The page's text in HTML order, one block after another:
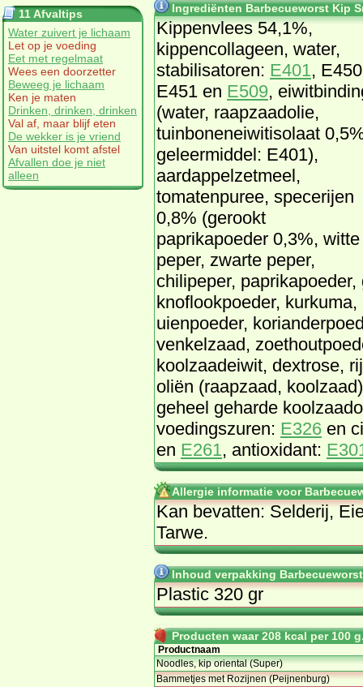
11 Afvaltips
Water zuivert je lichaam
Let op je voeding
Eet met regelmaat
Wees een doorzetter
Beweeg je lichaam
Ken je maten
Drinken, drinken, drinken
Val af, maar blijf eten
De wekker is je vriend
Van uitstel komt afstel
Afvallen doe je niet
alleen
Ingrediënten Barbecueworst Kip
Kippenvlees 54,1%,
kippencollageen, water,
stabilisatoren: E401,
E451 en E509,
(water, raapzaadolie,
tuinboneneiwitisolaat
geleermiddel: E401),
aardappelzetmeel,
tomatenpuree, specerijen
0,8% (gerookt
paprikapoeder 0,3%, witte
peper, zwarte peper,
chilipeper,
knoflookpoeder,
uienpoeder,
venkelzaad,
koolzaadeiwit, dextrose,
oliën (raapzaad,
geheel geharde
voedingszuren: E326 en
en E261, antioxidant:
Allergie informatie voor
Kan bevatten: Selderij,
Tarwe.
Inhoud verpakking
Plastic 320 gr
Producten waar 208 kcal per 100
Productnaam
Noodles, kip oriental (Super)
Bammetjes met Rozijnen (Peijnenburg)